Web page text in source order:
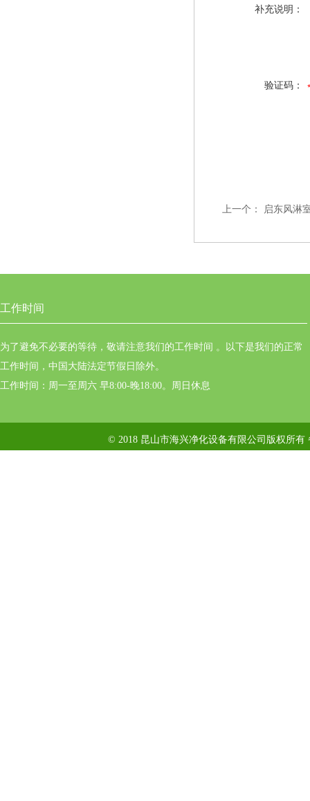
补充说明：
验证码：
上一个： 启东风淋
工作时间
为了避免不必要的等待，敬请注意我们的工作时间 。以下是我们的正常
工作时间，中国大陆法定节假日除外。
工作时间：周一至周六 早8:00-晚18:00。周日休息
© 2018 昆山市海兴净化设备有限公司版权所有